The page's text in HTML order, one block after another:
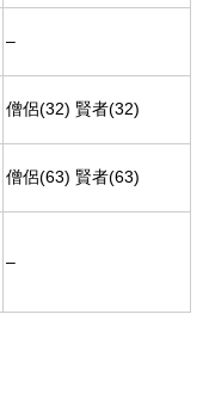
–
僧侶(32) 賢者(32)
僧侶(63) 賢者(63)
–